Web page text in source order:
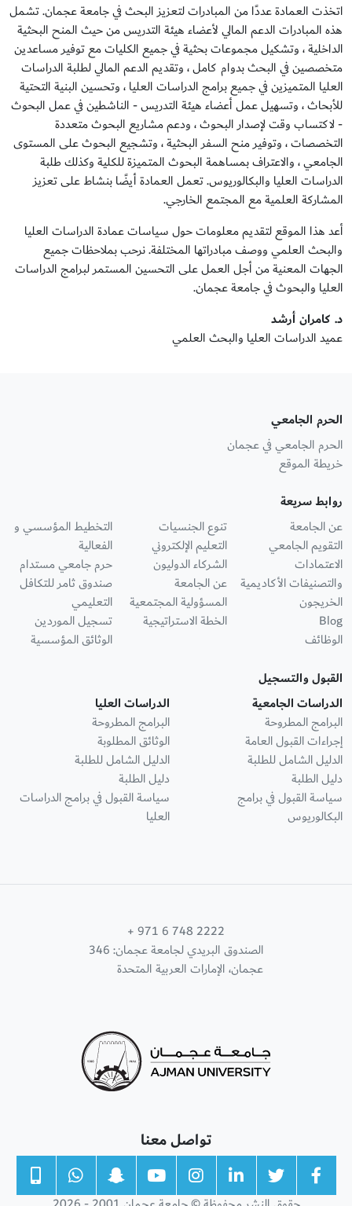
اتخذت العمادة عددًا من المبادرات لتعزيز البحث في جامعة عجمان. تشمل
هذه المبادرات الدعم المالي لأعضاء هيئة التدريس من حيث المنح البحثية
الداخلية ، وتشكيل مجموعات بحثية في جميع الكليات مع توفير مساعدين
متخصصين في البحث بدوام كامل ، وتقديم الدعم المالي لطلبة الدراسات
العليا المتميزين في جميع برامج الدراسات العليا ، وتحسين البنية التحتية
للأبحاث ، وتسهيل عمل أعضاء هيئة التدريس - الناشطين في عمل البحوث
- لاكتساب وقت لإصدار البحوث ، ودعم مشاريع البحوث متعددة
التخصصات ، وتوفير منح السفر البحثية ، وتشجيع البحوث على المستوى
الجامعي ، والاعتراف بمساهمة البحوث المتميزة للكلية وكذلك طلبة
الدراسات العليا والبكالوريوس. تعمل العمادة أيضًا بنشاط على تعزيز
المشاركة العلمية مع المجتمع الخارجي.
أعد هذا الموقع لتقديم معلومات حول سياسات عمادة الدراسات العليا
والبحث العلمي ووصف مبادراتها المختلفة. نرحب بملاحظات جميع
الجهات المعنية من أجل العمل على التحسين المستمر لبرامج الدراسات
العليا والبحوث في جامعة عجمان.
د. كامران أرشد
عميد الدراسات العليا والبحث العلمي
الحرم الجامعي
الحرم الجامعي في عجمان
خريطة الموقع
روابط سريعة
عن الجامعة
التقويم الجامعي
الاعتمادات
والتصنيفات الأكاديمية
الخريجون
Blog
الوظائف
تنوع الجنسيات
التعليم الإلكتروني
الشركاء الدوليون
عن الجامعة
المسؤولية المجتمعية
الخطة الاستراتيجية
التخطيط المؤسسي و
الفعالية
حرم جامعي مستدام
صندوق ثامر للتكافل
التعليمي
تسجيل الموردين
الوثائق المؤسسية
القبول والتسجيل
الدراسات الجامعية
البرامج المطروحة
إجراءات القبول العامة
الدليل الشامل للطلبة
دليل الطلبة
سياسة القبول في برامج
البكالوريوس
الدراسات العليا
البرامج المطروحة
الوثائق المطلوبة
الدليل الشامل للطلبة
دليل الطلبة
سياسة القبول في برامج الدراسات
العليا
+ 971 6 748 2222
الصندوق البريدي لجامعة عجمان: 346
عجمان، الإمارات العربية المتحدة
تواصل معنا